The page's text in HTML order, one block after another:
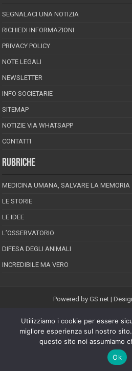
SEGNALACI UNA NOTIZIA
RICHIEDI INFORMAZIONI
PRIVACY POLICY
NOTE LEGALI
NEWSLETTER
INFO SOCIETARIE
SITEMAP
NOTIZIE VIA WHATSAPP
CONTATTI
RUBRICHE
MEDICINA UMANA, SALVARE LA MEMORIA
LE STORIE
LE IDEE
L’OSSERVATORIO
DIFESA DEGLI ANIMALI
INCREDIBILE MA VERO
Powered by GS.net |
EPINEION EDITRICE S.R.L.
Registrazione Tribunale di Pescara reg.
Direttore responsabile:
Iscrizione al ROC
Riproduzione riservata © Copyright
Utilizziamo i cookie per essere
migliore esperienza sul nostro
questo sito noi assumiamo
Ok